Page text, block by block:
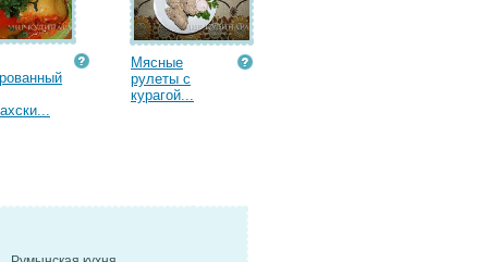
Мясные
рулеты с
курагой...